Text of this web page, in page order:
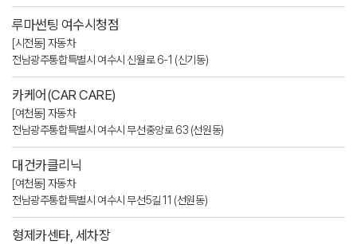
루마썬팅 여수시청점
[시전동] 자동차
전남광주통합특별시 여수시 신월로 6-1 (신기동)
카케어(CAR CARE)
[여천동] 자동차
전남광주통합특별시 여수시 무선중앙로 63 (선원동)
대건카클리닉
[여천동] 자동차
전남광주통합특별시 여수시 무선5길 11 (선원동)
형제카센타, 세차장